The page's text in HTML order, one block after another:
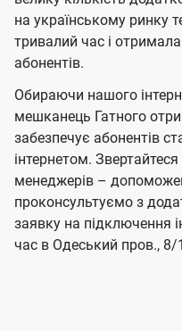
на українському ринку
тривалий час і
абонентів.
Обираючи нашого
мешканець Гатного
забезпечує абонентів
інтернетом.
менеджерів –
проконсультуємо з
заявку на підключення
час в Одеський пров., 8/